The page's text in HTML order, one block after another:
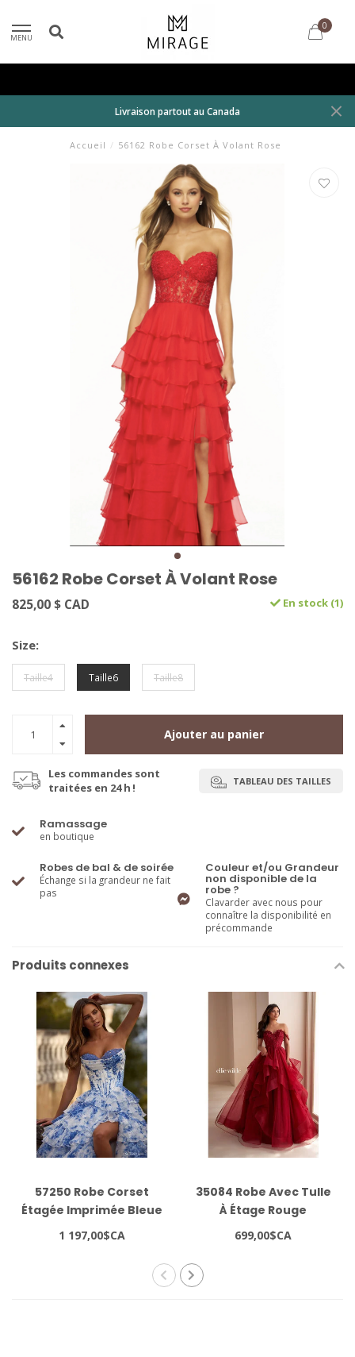
MENU
0
Livraison partout au Canada
Accueil / 56162 Robe Corset À Volant Rose
56162 Robe Corset À Volant Rose
825,00 $ CAD En stock (1)
Size:
Taille4 Taille6 Taille8
Ajouter au panier
Les commandes sont
traitées en 24 h !
TABLEAU DES TAILLES
Ramassage
en boutique
Robes de bal & de soirée
Échange si la grandeur ne fait
pas
Couleur et/ou Grandeur
non disponible de la
robe ?
Clavarder avec nous pour
connaître la disponibilité en
précommande
Produits connexes
57250 Robe Corset
Étagée Imprimée Bleue
1 197,00$CA
35084 Robe Avec Tulle
À Étage Rouge
699,00$CA